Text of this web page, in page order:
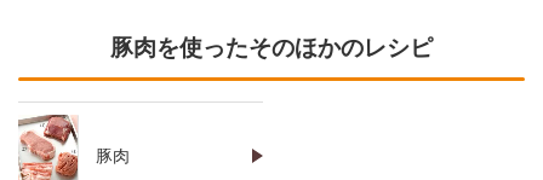
豚肉を使ったそのほかのレシピ
豚肉